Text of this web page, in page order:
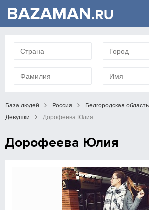
База людей Россия Белгородская область
Девушки
Дорофеева Юлия
Дорофеева Юлия